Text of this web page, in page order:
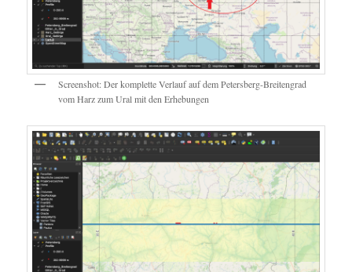
Screenshot: Der komplette Verlauf auf dem Petersberg-Breitengrad
vom Harz zum Ural mit den Erhebungen